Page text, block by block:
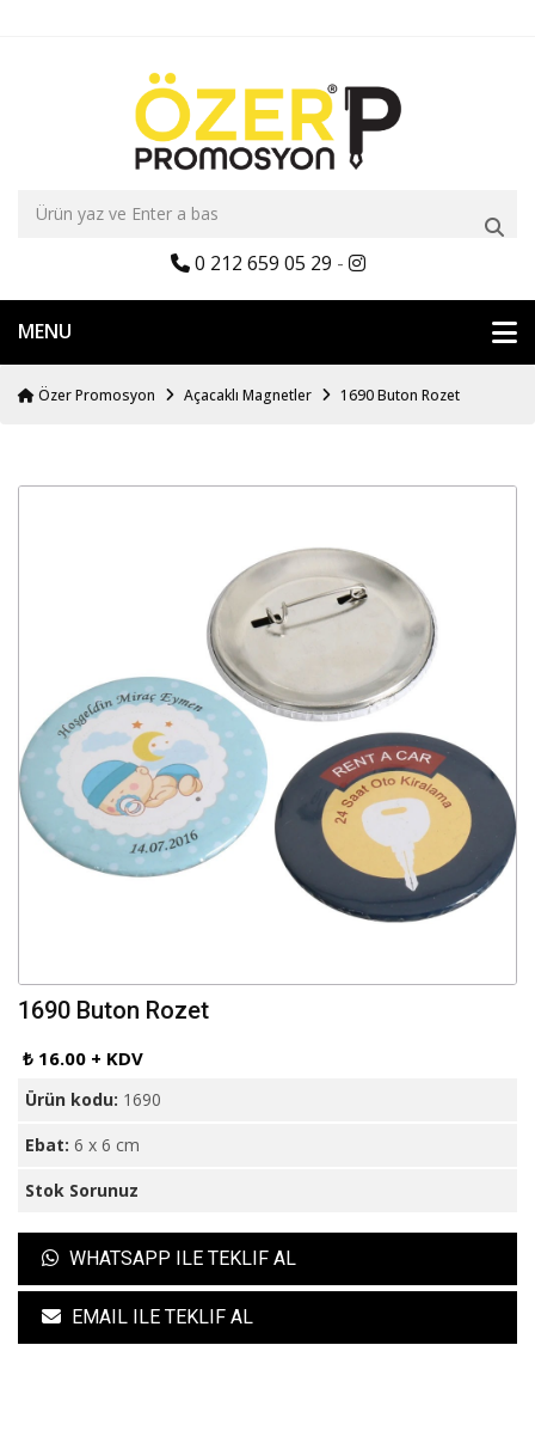
0 212 659 05 29 -
MENU
Özer Promosyon Açacaklı Magnetler 1690 Buton Rozet
1690 Buton Rozet
₺ 16.00 + KDV
Ürün kodu: 1690
Ebat: 6 x 6 cm
Stok Sorunuz
WHATSAPP ILE TEKLIF AL
EMAIL ILE TEKLIF AL